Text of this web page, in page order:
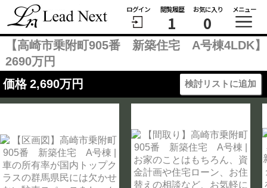
ログイン 閲覧履歴
1
お気に入り
0
メニュー
【高崎市乗附町905番 新築住宅 A号棟4LDK】
2690万円
価格 2,690万円 検討リストに追加